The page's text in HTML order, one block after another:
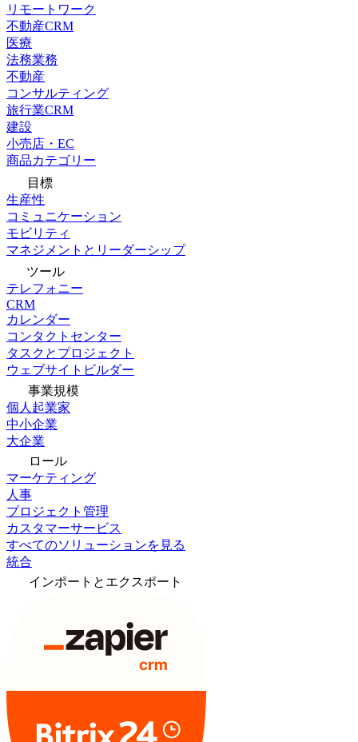
リモートワーク
不動産CRM
医療
法務業務
不動産
コンサルティング
旅行業CRM
建設
小売店・EC
商品カテゴリー
目標
生産性
コミュニケーション
モビリティ
マネジメントとリーダーシップ
ツール
テレフォニー
CRM
カレンダー
コンタクトセンター
タスクとプロジェクト
ウェブサイトビルダー
事業規模
個人起業家
中小企業
大企業
ロール
マーケティング
人事
プロジェクト管理
カスタマーサービス
すべてのソリューションを見る
統合
インポートとエクスポート